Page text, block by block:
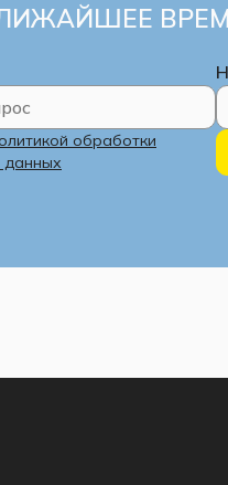
обработки
данных